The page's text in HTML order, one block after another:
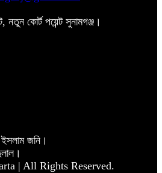
কোর্ট পয়েন্ট সুনামগঞ্জ।
জনি।
| All Rights Reserved.